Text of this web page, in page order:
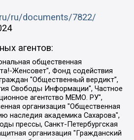
ru/documents/7822/
агентов:
Карезина Инна Павловна, Кильтау Екатерина Викторовна, Петров Алексей Викторович, Пискунов Сергей Евгеньевич, Смирнов Сергей Сергеевич, Тихонов Михаил Сергеевич, Общество с ограниченной ответственностью "ЖУРНАЛИСТ-ИНОСТРАННЫЙ АГЕНТ", Арапова Галина Юрьевна, Вольтская Татьяна Анатольевна, Американская компания "Mason G.E.S. Anonymous Foundation" (США), являющаяся владельцем интернет-издания https://mnews.world/, Компания "Stichting Bellingcat", зарегистрированная в Нидерландах (дата регистрации 11.07.2018), Захаров Андрей Вячеславович, Клепиковская Екатерина Дмитриевна, Общество с ограниченной ответственностью "МЕМО", Перл Роман Александрович, Симонов Евгений Алексеевич, Соловьева Елена Анатольевна, Сотников Даниил Владимирович, Сурначева Елизавета Дмитриевна, Автономная некоммерческая организация по защите прав человека и информированию населения "Якутия – Наше Мнение", Общество с ограниченной ответственностью "Москоу диджитал медиа", с 26.01.2023 Общество с ограниченной ответственностью "Чайка Белые сады", Ветошкина Валерия Валерьевна, Заговора Максим Александрович, Межрегиональное общественное движение "Российская ЛГБТ - сеть", Оленичев Максим Владимирович, Павлов Иван Юрьевич, Скворцова Елена Сергеевна, Общество с ограниченной ответственностью "Как бы инагент", Кочетков Игорь Викторович, Общество с ограниченной ответственностью "Честные выборы", Еланчик Олег Александрович, Общество с ограниченной ответственностью "Нобелевский призыв", Гималова Регина Эмилевна, Григорьев Андрей Валерьевич, Григорьева Алина Александровна, Ассоциация по содействию защите прав призывников, альтернативнослужащих и военнослужащих "Правозащитная группа "Гражданин.Армия.Право", Хисамова Регина Фаритовна, Автономная некоммерческая организация по реализации социально-правовых программ "Лилит", Дальневосточное общественное движение "Маяк", Санкт-Петербургская ЛГБТ-инициативная группа "Выход", Инициативная группа ЛГБТ+ "Реверс", Алексеев Андрей Викторович, Бекбулатова Таисия Львовна, Беляев Иван Михайлович, Владыкина Елена Сергеевна, Гельман Марат Александрович, Никульшина Вероника Юрьевна, Толоконникова Надежда Андреевна, Шендерович Виктор Анатольевич, Общество с ограниченной ответственностью "Данное сообщение", Общество с ограниченной ответственностью Издательский дом "Новая глава", Айнбиндер Александра Александровна, Московский комьюнити-центр для ЛГБТ+инициатив, Благотворительный фонд развития филантропии, Deutsche Welle (Германия, Kurt-Schumacher-Strasse 3, 53113 Bonn), Борзунова Мария Михайловна, Воробьев Виктор Викторович, Голубева Анна Львовна, Константинова Алла Михайловна, Малкова Ирина Владимировна, Мурадов Мурад Абдулгалимович, Осетинская Елизавета Николаевна, Понасенков Евгений Николаевич, Ганапольский Матвей Юрьевич, Киселев Евгений Алексеевич, Борухович Ирина Григорьевна, Дремин Иван Тимофеевич, Дубровский Дмитрий Викторович, Красноярская региональная общественная организация поддержки и развития альтернативных образовательных технологий и межкультурных коммуникаций "ИНТЕРРА", Маяковская Екатерина Алексеевна, Фейгин Марк Захарович, Филимонов Андрей Викторович, Дзугкоева Регина Николаевна, Доброхотов Роман Александрович, Дудь Юрий Александрович, Елкин Сергей Владимирович, Кругликов Кирилл Игоревич, Сабунаева Мария Леонидовна, Семенов Алексей Владимирович, Шаинян Карен Багратович, Шульман Екатерина Михайловна, Асафьев Артур Валерьевич, Вахштайн Виктор Семенович, Венедиктов Алексей Алексеевич, Лушникова Екатерина Евгеньевна, Волков Леонид Михайлович, Невзоров Александр Глебович, Пархоменко Сергей Борисович, Сироткин Ярослав Николаевич, Кара-Мурза Владимир Владимирович, Баранова Наталья Владимировна, Гозман Леонид Яковлевич, Кагарлицкий Борис Юльевич, Климарев Михаил Валерьевич, Милов Владимир Станиславович, Автономная некоммерческая организация Краснодарский центр современного искусства "Типография", Моргенштерн Алишер Тагирович, Соболь Любовь Эдуардовна, Общество с ограниченной ответственностью "ЛИЗА НОРМ", Каспаров Гарри Кимович, Ходорковский Михаил Борисович, Общество с ограниченной ответственностью "Апрельские тезисы", Данилович Ирина Брониславовна, Кашин Олег Владимирович, Петров Николай Владимирович, Пивоваров Алексей Владимирович, Соколов Михаил Владимирович, Цветкова Юлия Владимировна, Чичваркин Евгений Александрович, Комитет против пыток/Команда против пыток, Общество с ограниченной ответственностью "Первый научный", Общество с ограниченной ответственностью "Вертолет и ко", Белоцерковская Вероника Борисовна, Кац Максим Евгеньевич, Лазарева Татьяна Юрьевна, Шаведдинов Руслан Табризович, Яшин Илья Валерьевич, Общество с ограниченной ответственностью "Иноагент ААВ", Алешковский Дмитрий Петрович, Альбац Евгения Марковна, Быков Дмитрий Львович, Галямина Юлия Евгеньевна, Лойко Сергей Леонидович, Мартынов Кирилл Константинович, Медведев Сергей Александрович, Крашенинников Федор Геннадиевич, Гордеева Катерина Вл